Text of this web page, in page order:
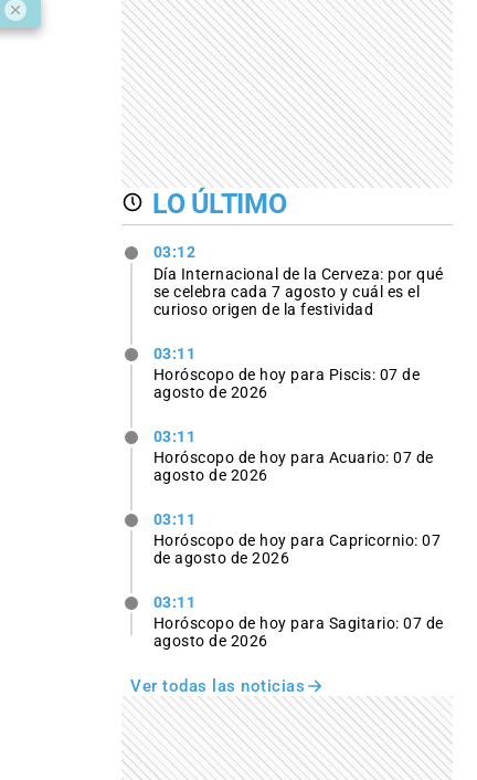
LO ÚLTIMO
03:12
Día Internacional de la Cerveza: por qué
se celebra cada 7 agosto y cuál es el
curioso origen de la festividad
03:11
Horóscopo de hoy para Piscis: 07 de
agosto de 2026
03:11
Horóscopo de hoy para Acuario: 07 de
agosto de 2026
03:11
Horóscopo de hoy para Capricornio: 07
de agosto de 2026
03:11
Horóscopo de hoy para Sagitario: 07 de
agosto de 2026
Ver todas las noticias